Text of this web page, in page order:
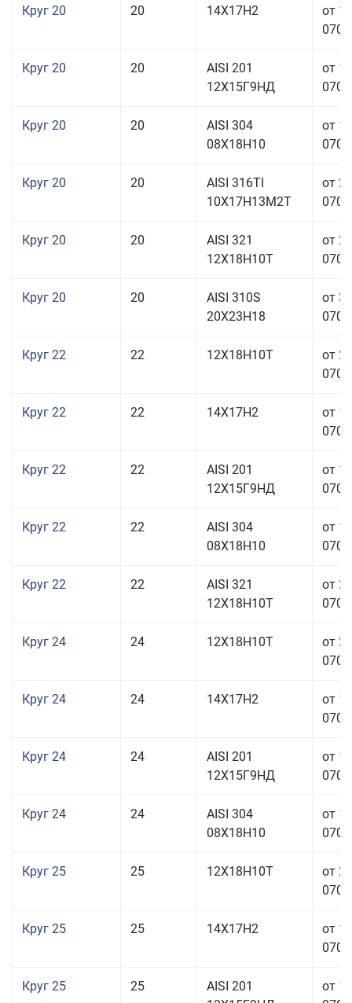
Круг 20 20 14Х17Н2
от
Круг 20 20
AISI 201
12Х15Г9НД
от
Круг 20 20
AISI 304
08Х18Н10
от
Круг 20 20
AISI 316TI
10Х17Н13М2Т
от
Круг 20 20
AISI 321
12Х18Н10Т
от
Круг 20 20
AISI 310S
20Х23Н18
от
Круг 22 22 12Х18Н10Т
от
Круг 22 22 14Х17Н2
от
Круг 22 22
AISI 201
12Х15Г9НД
от
Круг 22 22
AISI 304
08Х18Н10
от
Круг 22 22
AISI 321
12Х18Н10Т
от
Круг 24 24 12Х18Н10Т
от
Круг 24 24 14Х17Н2
от
Круг 24 24
AISI 201
12Х15Г9НД
от
Круг 24 24
AISI 304
08Х18Н10
от
Круг 25 25 12Х18Н10Т
от
Круг 25 25 14Х17Н2
от
Круг 25 25
AISI 201
от